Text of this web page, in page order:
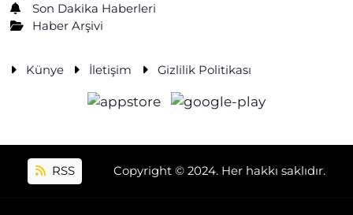
Son Dakika Haberleri
Haber Arşivi
Künye İletişim Gizlilik Politikası
RSS Copyright © 2024. Her hakkı saklıdır.